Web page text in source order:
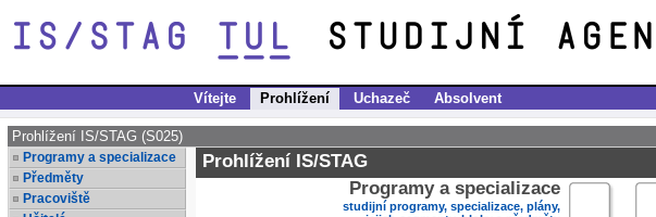
Vítejte Prohlížení Uchazeč Absolvent
Prohlížení IS/STAG (S025)
Programy a specializace
Předměty
Pracoviště
Prohlížení IS/STAG
Programy a specializace
studijní programy, specializace, plány,